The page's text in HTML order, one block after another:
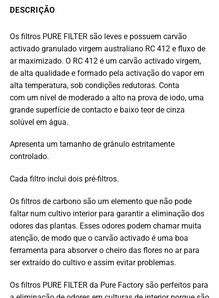
DESCRIÇÃO
Os filtros PURE FILTER são leves e possuem carvão
activado granulado virgem australiano RC 412 e fluxo de
ar maximizado. O RC 412 é um carvão activado virgem,
de alta qualidade e formado pela activação do vapor em
alta temperatura, sob condições redutoras. Conta
com um nível de moderado a alto na prova de iodo, uma
grande superfície de contacto e baixo teor de cinza
solúvel em água.
Apresenta um tamanho de grânulo estritamente
controlado.
Cada filtro inclui dois pré-filtros.
Os filtros de carbono são um elemento que não pode
faltar num cultivo interior para garantir a eliminação dos
odores das plantas. Esses odores podem chamar muita
atenção, de modo que o carvão activado é uma boa
ferramenta para absorver o cheiro das flores no ar para
ser extraído do cultivo e assim evitar problemas.
Os filtros PURE FILTER da Pure Factory são perfeitos para